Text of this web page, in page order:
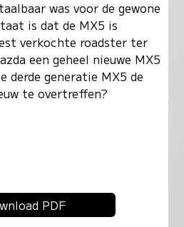
was voor de gewone
is dat de MX5 is
verkochte roadster ter
een geheel nieuwe MX5
derde generatie MX5 de
te overtreffen?
PDF